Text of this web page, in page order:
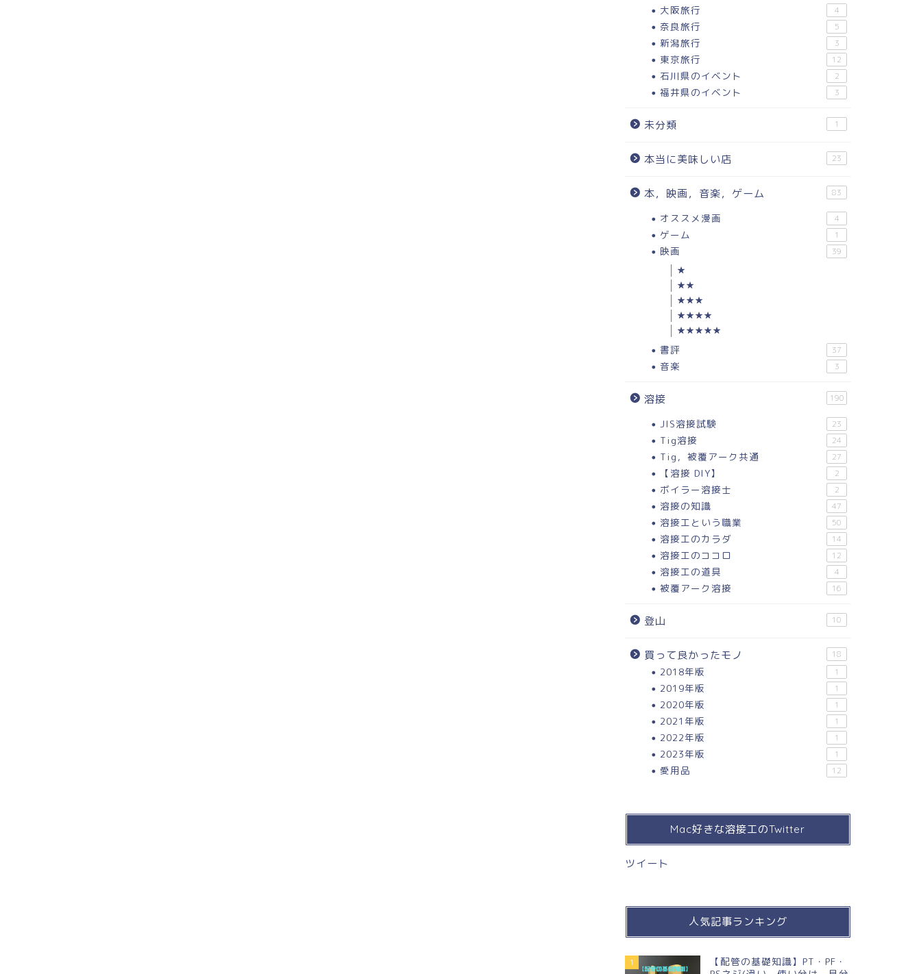
大阪旅行 4
奈良旅行 5
新潟旅行 3
東京旅行 12
石川県のイベント 2
福井県のイベント 3
未分類 1
本当に美味しい店 23
本，映画，音楽，ゲーム 83
オススメ漫画 4
ゲーム 1
映画 39
★
★★
★★★
★★★★
★★★★★
書評 37
音楽 3
溶接 190
JIS溶接試験 23
Tig溶接 24
Tig，被覆アーク共通 27
【溶接 DIY】 2
ボイラー溶接士 2
溶接の知識 47
溶接工という職業 50
溶接工のカラダ 14
溶接工のココロ 12
溶接工の道具 4
被覆アーク溶接 16
登山 10
買って良かったモノ 18
2018年版 1
2019年版 1
2020年版 1
2021年版 1
2022年版 1
2023年版 1
愛用品 12
Mac好きな溶接工のTwitter
ツイート
人気記事ランキング
1
【配管の基礎知識】PT・PF・